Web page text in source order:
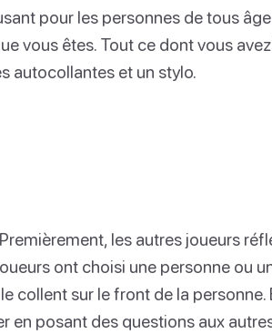
pour les personnes de tous
vous êtes. Tout ce dont vous
autocollantes et un stylo.
les autres joueurs
ont choisi une personne ou
collent sur le front de la personne.
en posant des questions aux